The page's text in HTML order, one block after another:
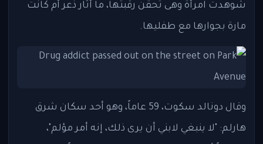
شوهدت امرأة وهى تحقن رقبتها، ما أثار ذعر أم كانت
مارة بجوارها مع طفليها.
وقال دونالد سكوت، 59 عاماً، وهو أحد سكان شرق
هارلم: "لا ينبغي لابني أن يرى ذلك، إنه أمر مؤلم"،